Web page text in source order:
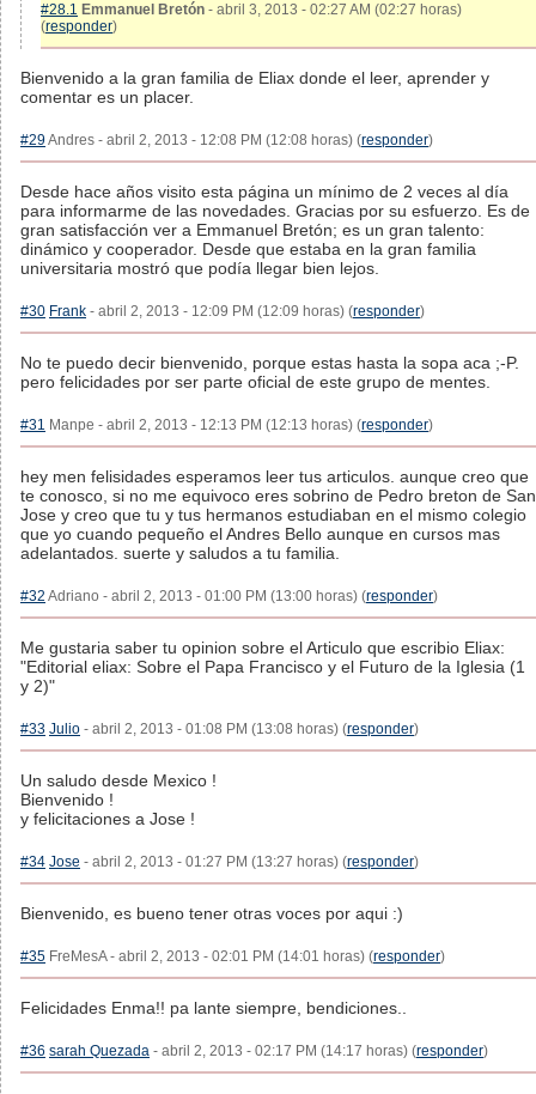
#28.1 Emmanuel Bretón - abril 3, 2013 - 02:27 AM (02:27 horas)
(responder)
Bienvenido a la gran familia de Eliax donde el leer, aprender y
comentar es un placer.
#29Andres - abril 2, 2013 - 12:08 PM (12:08 horas) (responder)
Desde hace años visito esta página un mínimo de 2 veces al día
para informarme de las novedades. Gracias por su esfuerzo. Es de
gran satisfacción ver a Emmanuel Bretón; es un gran talento:
dinámico y cooperador. Desde que estaba en la gran familia
universitaria mostró que podía llegar bien lejos.
#30 Frank - abril 2, 2013 - 12:09 PM (12:09 horas) (responder)
No te puedo decir bienvenido, porque estas hasta la sopa aca ;-P.
pero felicidades por ser parte oficial de este grupo de mentes.
#31 Manpe - abril 2, 2013 - 12:13 PM (12:13 horas) (responder)
hey men felisidades esperamos leer tus articulos. aunque creo que
te conosco, si no me equivoco eres sobrino de Pedro breton de San
Jose y creo que tu y tus hermanos estudiaban en el mismo colegio
que yo cuando pequeño el Andres Bello aunque en cursos mas
adelantados. suerte y saludos a tu familia.
#32 Adriano - abril 2, 2013 - 01:00 PM (13:00 horas) (responder)
Me gustaria saber tu opinion sobre el Articulo que escribio Eliax:
"Editorial eliax: Sobre el Papa Francisco y el Futuro de la Iglesia (1
y 2)"
#33 Julio - abril 2, 2013 - 01:08 PM (13:08 horas) (responder)
Un saludo desde Mexico !
Bienvenido !
y felicitaciones a Jose !
#34 Jose - abril 2, 2013 - 01:27 PM (13:27 horas) (responder)
Bienvenido, es bueno tener otras voces por aqui :)
#35 FreMesA - abril 2, 2013 - 02:01 PM (14:01 horas) (responder)
Felicidades Enma!! pa lante siempre, bendiciones..
#36 sarah Quezada - abril 2, 2013 - 02:17 PM (14:17 horas) (responder)